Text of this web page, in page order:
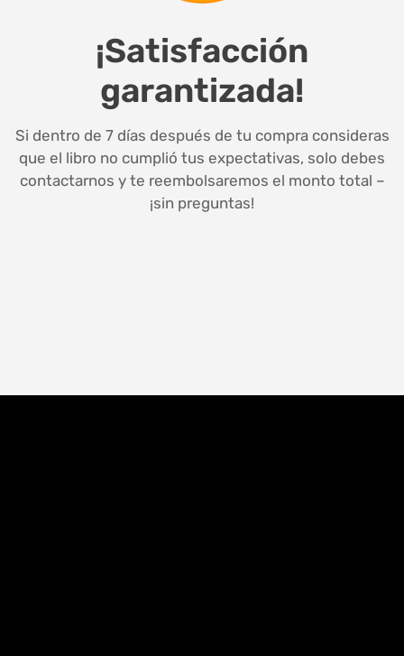
¡Satisfacción
garantizada!
Si dentro de 7 días después de tu compra consideras
que el libro no cumplió tus expectativas, solo debes
contactarnos y te reembolsaremos el monto total –
¡sin preguntas!